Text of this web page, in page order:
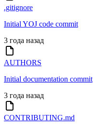
.gitignore
Initial YOJ code commit
3 года назад
AUTHORS
Initial documentation commit
3 года назад
CONTRIBUTING.md